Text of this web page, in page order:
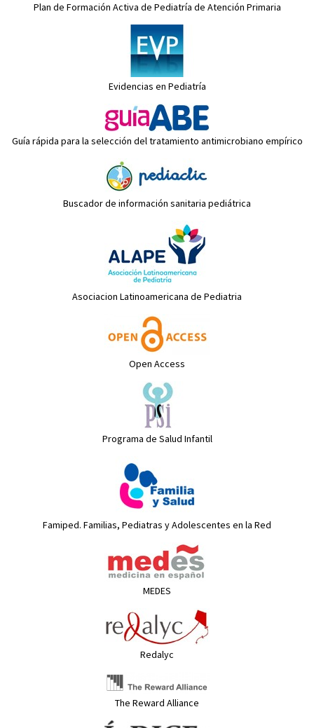
Plan de Formación Activa de Pediatría de Atención Primaria
Evidencias en Pediatría
Guía rápida para la selección del tratamiento antimicrobiano empírico
Buscador de información sanitaria pediátrica
Asociacion Latinoamericana de Pediatria
Open Access
Programa de Salud Infantil
Famiped. Familias, Pediatras y Adolescentes en la Red
MEDES
Redalyc
The Reward Alliance